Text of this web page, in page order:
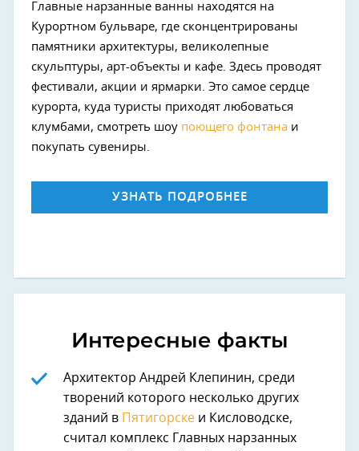
Главные нарзанные ванны находятся на
Курортном бульваре, где сконцентрированы
памятники архитектуры, великолепные
скульптуры, арт-объекты и кафе. Здесь проводят
фестивали, акции и ярмарки. Это самое сердце
курорта, куда туристы приходят любоваться
клумбами, смотреть шоу поющего фонтана и
покупать сувениры.
УЗНАТЬ ПОДРОБНЕЕ
Интересные факты
Архитектор Андрей Клепинин, среди
творений которого несколько других
зданий в
Пятигорске и Кисловодске,
считал комплекс Главных нарзанных